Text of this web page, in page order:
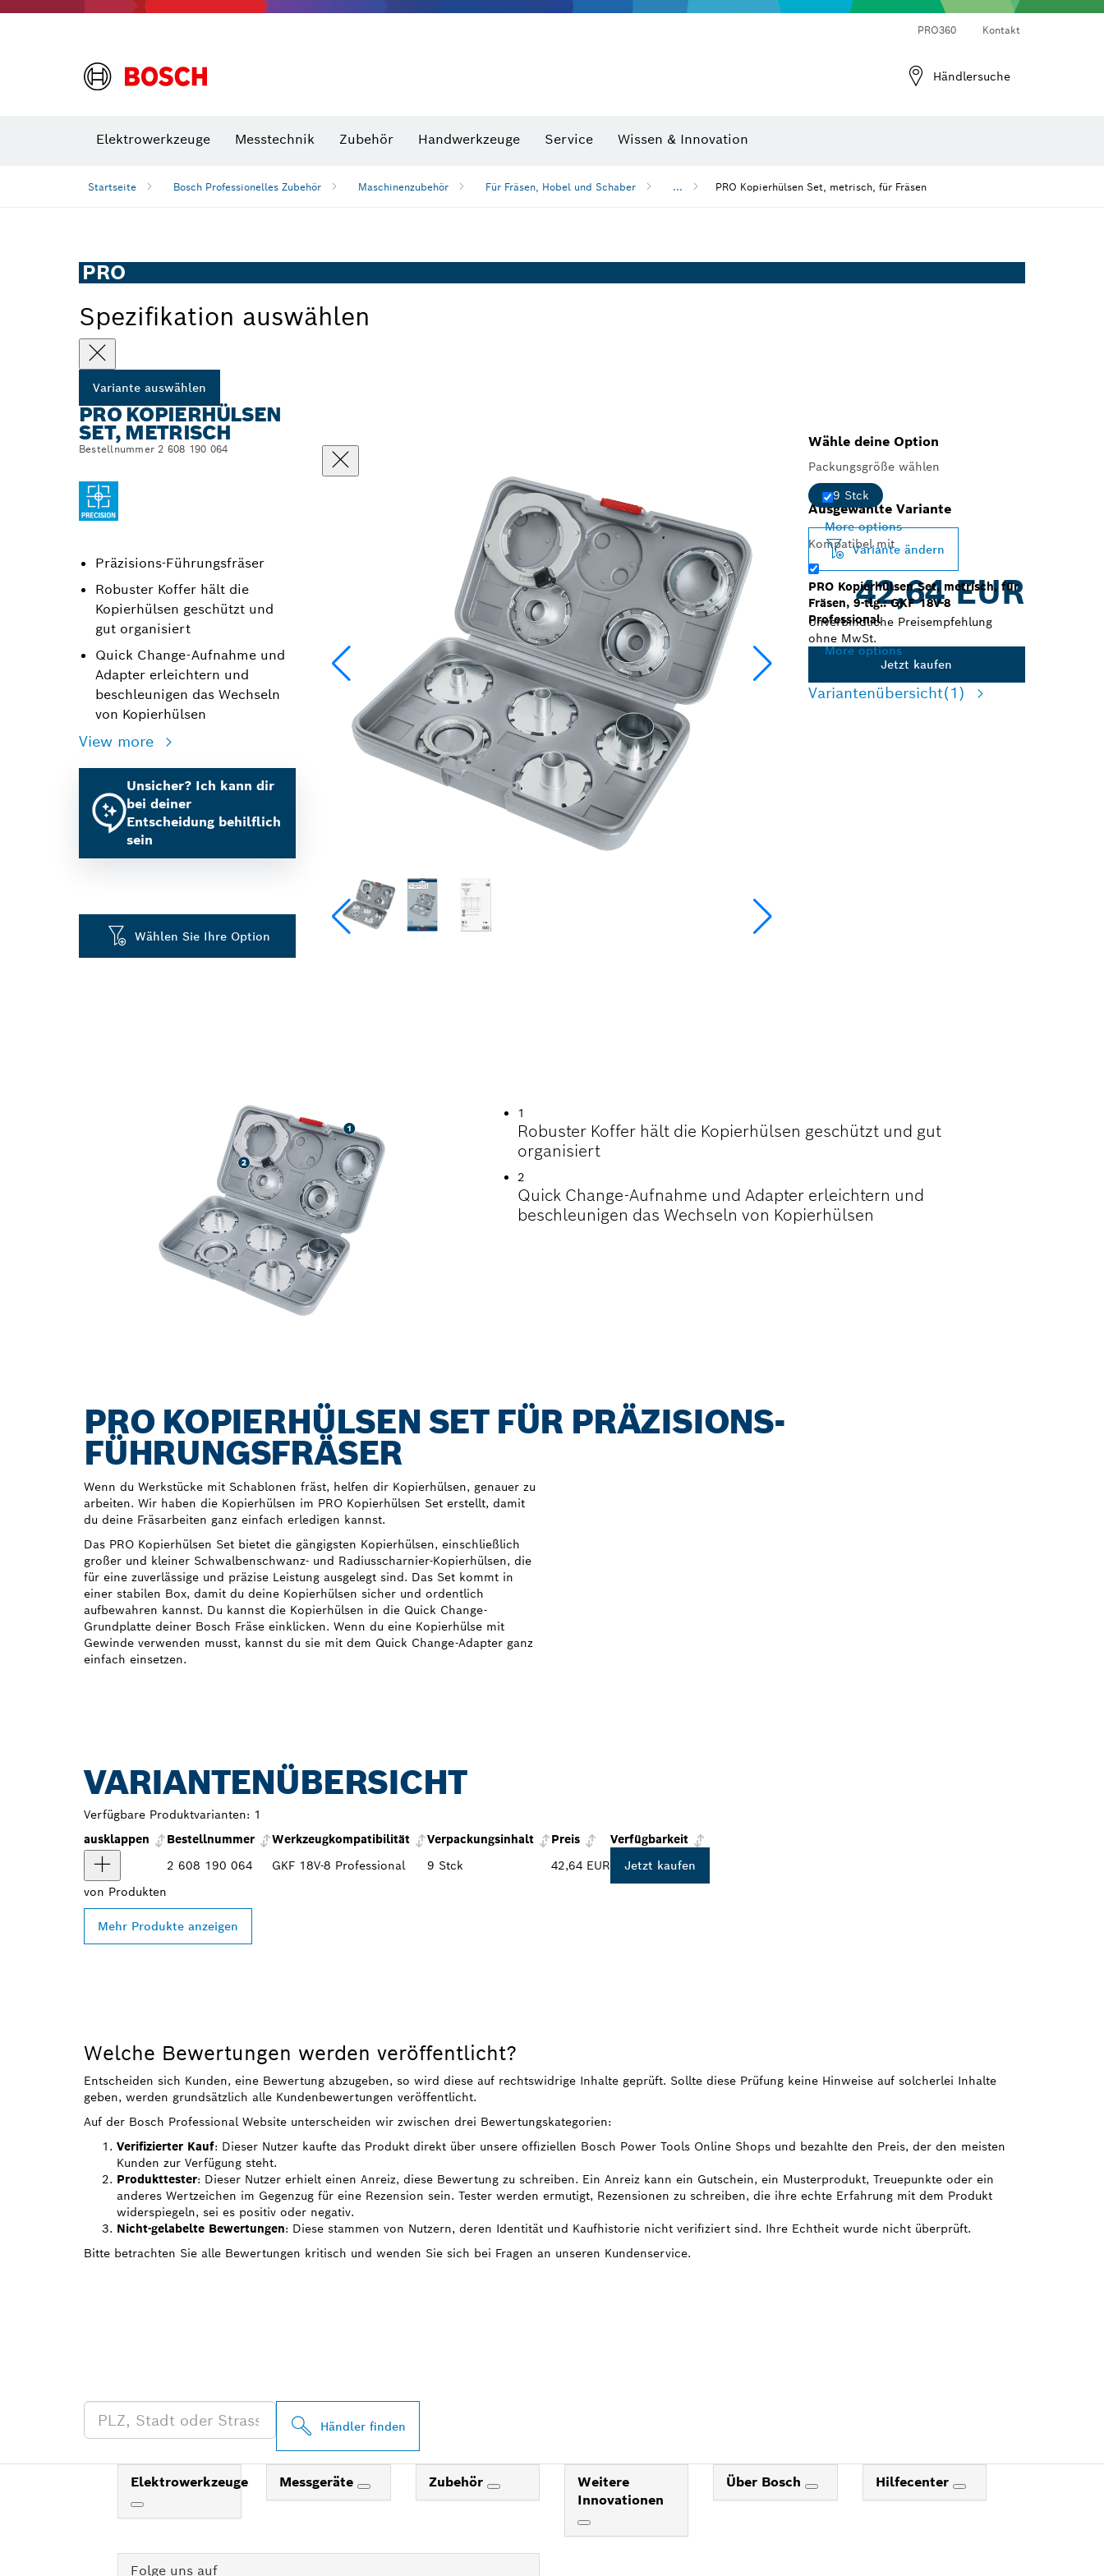
PRO360 Kontakt
Händlersuche
Elektrowerkzeuge Messtechnik Zubehör Handwerkzeuge Service Wissen & Innovation
Startseite Bosch Professionelles Zubehör Maschinenzubehör Für Fräsen, Hobel und Schaber ... PRO Kopierhülsen Set, metrisch, für Fräsen
PRO
Spezifikation auswählen
Variante auswählen
PRO KOPIERHÜLSEN
SET, METRISCH
Bestellnummer 2 608 190 064
Präzisions-Führungsfräser
Robuster Koffer hält die
Kopierhülsen geschützt und
gut organisiert
Quick Change-Aufnahme und
Adapter erleichtern und
beschleunigen das Wechseln
von Kopierhülsen
View more
Unsicher? Ich kann dir
bei deiner
Entscheidung behilflich
sein
Wählen Sie Ihre Option
Wähle deine Option
Packungsgröße wählen
9 Stck
More options
Kompatibel mit
PRO Kopierhülsen Set, metrisch, für
Fräsen, 9-tlg.: GKF 18V-8
Professional
More options
Ausgewählte Variante
Variante ändern
42,64 EUR
Unverbindliche Preisempfehlung
ohne MwSt.
Jetzt kaufen
Variantenübersicht(1)
1
Robuster Koffer hält die Kopierhülsen geschützt und gut
organisiert
2
Quick Change-Aufnahme und Adapter erleichtern und
beschleunigen das Wechseln von Kopierhülsen
PRO KOPIERHÜLSEN SET FÜR PRÄZISIONS-
FÜHRUNGSFRÄSER
Wenn du Werkstücke mit Schablonen fräst, helfen dir Kopierhülsen, genauer zu
arbeiten. Wir haben die Kopierhülsen im PRO Kopierhülsen Set erstellt, damit
du deine Fräsarbeiten ganz einfach erledigen kannst.
Das PRO Kopierhülsen Set bietet die gängigsten Kopierhülsen, einschließlich
großer und kleiner Schwalbenschwanz- und Radiusscharnier-Kopierhülsen, die
für eine zuverlässige und präzise Leistung ausgelegt sind. Das Set kommt in
einer stabilen Box, damit du deine Kopierhülsen sicher und ordentlich
aufbewahren kannst. Du kannst die Kopierhülsen in die Quick Change-
Grundplatte deiner Bosch Fräse einklicken. Wenn du eine Kopierhülse mit
Gewinde verwenden musst, kannst du sie mit dem Quick Change-Adapter ganz
einfach einsetzen.
VARIANTENÜBERSICHT
Verfügbare Produktvarianten: 1
ausklappen
Bestellnummer Werkzeugkompatibilität Verpackungsinhalt Preis
Verfügbarkeit
2 608 190 064
GKF 18V-8 Professional 9 Stck 42,64 EUR
Jetzt kaufen
von Produkten
Mehr Produkte anzeigen
Welche Bewertungen werden veröffentlicht?
Entscheiden sich Kunden, eine Bewertung abzugeben, so wird diese auf rechtswidrige Inhalte geprüft. Sollte diese Prüfung keine Hinweise auf solcherlei Inhalte
geben, werden grundsätzlich alle Kundenbewertungen veröffentlicht.
Auf der Bosch Professional Website unterscheiden wir zwischen drei Bewertungskategorien:
Verifizierter Kauf: Dieser Nutzer kaufte das Produkt direkt über unsere offiziellen Bosch Power Tools Online Shops und bezahlte den Preis, der den meisten
Kunden zur Verfügung steht.
Produkttester: Dieser Nutzer erhielt einen Anreiz, diese Bewertung zu schreiben. Ein Anreiz kann ein Gutschein, ein Musterprodukt, Treuepunkte oder ein
anderes Wertzeichen im Gegenzug für eine Rezension sein. Tester werden ermutigt, Rezensionen zu schreiben, die ihre echte Erfahrung mit dem Produkt
widerspiegeln, sei es positiv oder negativ.
Nicht-gelabelte Bewertungen: Diese stammen von Nutzern, deren Identität und Kaufhistorie nicht verifiziert sind. Ihre Echtheit wurde nicht überprüft.
Bitte betrachten Sie alle Bewertungen kritisch und wenden Sie sich bei Fragen an unseren Kundenservice.
Händler finden
Elektrowerkzeuge Messgeräte Zubehör
Weitere
Innovationen
Über Bosch Hilfecenter
Folge uns auf